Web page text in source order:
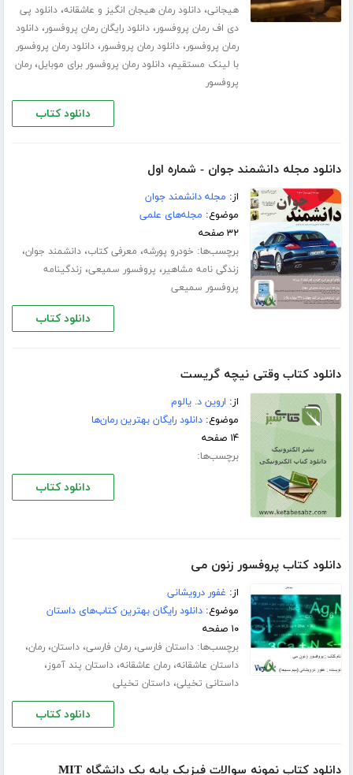
هیجانی،دانلود رمان هیجان انگیز و عاشقانه،دانلود پی
دی اف رمان پروفسور،دانلود رایگان رمان پروفسور،دانلود
رمان پروفسور،دانلود رمان پروفسور،دانلود رمان پروفسور
با لینک مستقیم،دانلود رمان پروفسور برای موبایل،رمان
پروفسور
دانلود کتاب
دانلود مجله دانشمند جوان - شماره اول
از: مجله دانشمند جوان
موضوع: مجله‌های علمی
۳۲ صفحه
برچسب‌ها: خودرو پورشه، معرفی کتاب،دانشمند جوان،
زندگی نامه مشاهیر، پروفسور سمیعی، زندگینامه
پروفسور سمیعی
دانلود کتاب
دانلود کتاب وقتی نیچه گریست
از: اروین د. یالوم
موضوع:دانلود رایگان بهترین رمان‌ها
۱۴ صفحه
برچسب‌ها:
دانلود کتاب
دانلود کتاب پروفسور زنون می
از: غفور درویشانی
موضوع:دانلود رایگان بهترین کتاب‌های داستان
۱۰ صفحه
برچسب‌ها:داستان فارسی،رمان فارسی،داستان،رمان،
داستان عاشقانه،رمان عاشقانه،داستان پند آموز،
داستانی تخیلی،داستان تخیلی
دانلود کتاب
دانلود کتاب نمونه سوالات فیزیک پایه یک دانشگاه MIT